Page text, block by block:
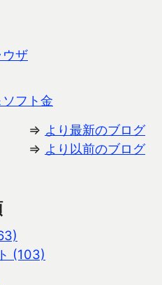
ザ
フト金
⇒ より最新のブログ
⇒ より以前のブログ
(103)